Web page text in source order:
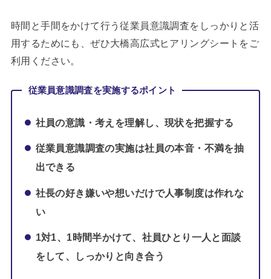
時間と手間をかけて行う従業員意識調査をしっかりと活
用するためにも、ぜひ大橋高広式ヒアリングシートをご
利用ください。
従業員意識調査を実施するポイント
社員の意識・考えを理解し、現状を把握する
従業員意識調査の実施は社員の本音・不満を抽
出できる
社長の好き嫌いや想いだけで人事制度は作れな
い
1対1、1時間半かけて、社員ひとり一人と面談
をして、しっかりと向き合う